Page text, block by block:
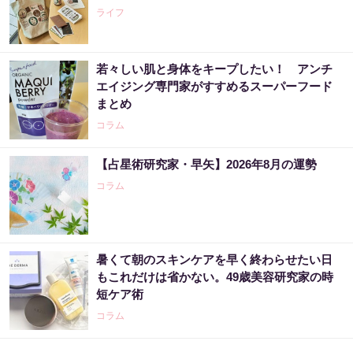
ライフ
若々しい肌と身体をキープしたい！ アンチ
エイジング専門家がすすめるスーパーフード
まとめ
コラム
【占星術研究家・早矢】2026年8月の運勢
コラム
暑くて朝のスキンケアを早く終わらせたい日
もこれだけは省かない。49歳美容研究家の時
短ケア術
コラム